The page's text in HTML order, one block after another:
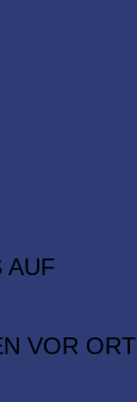
AUF
VOR ORT